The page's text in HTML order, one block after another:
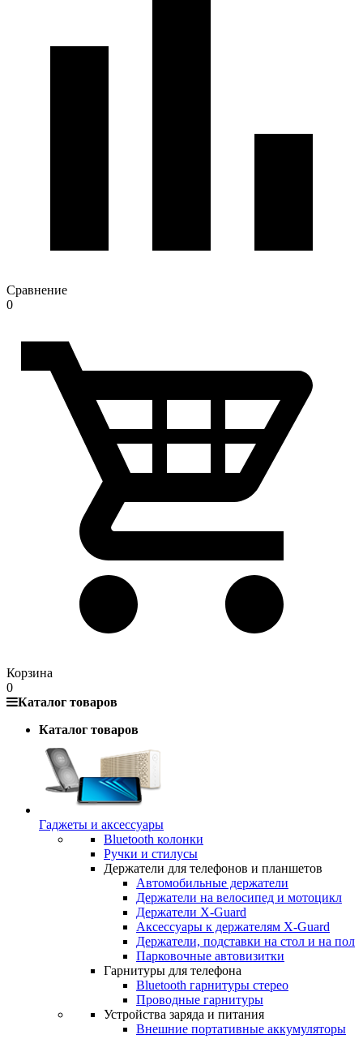
Сравнение
0
Корзина
0
Каталог товаров
Каталог товаров
Гаджеты и аксессуары
Bluetooth колонки
Ручки и стилусы
Держатели для телефонов и планшетов
Автомобильные держатели
Держатели на велосипед и мотоцикл
Держатели X-Guard
Аксессуары к держателям X-Guard
Держатели, подставки на стол и на пол
Парковочные автовизитки
Гарнитуры для телефона
Bluetooth гарнитуры стерео
Проводные гарнитуры
Устройства заряда и питания
Внешние портативные аккумуляторы